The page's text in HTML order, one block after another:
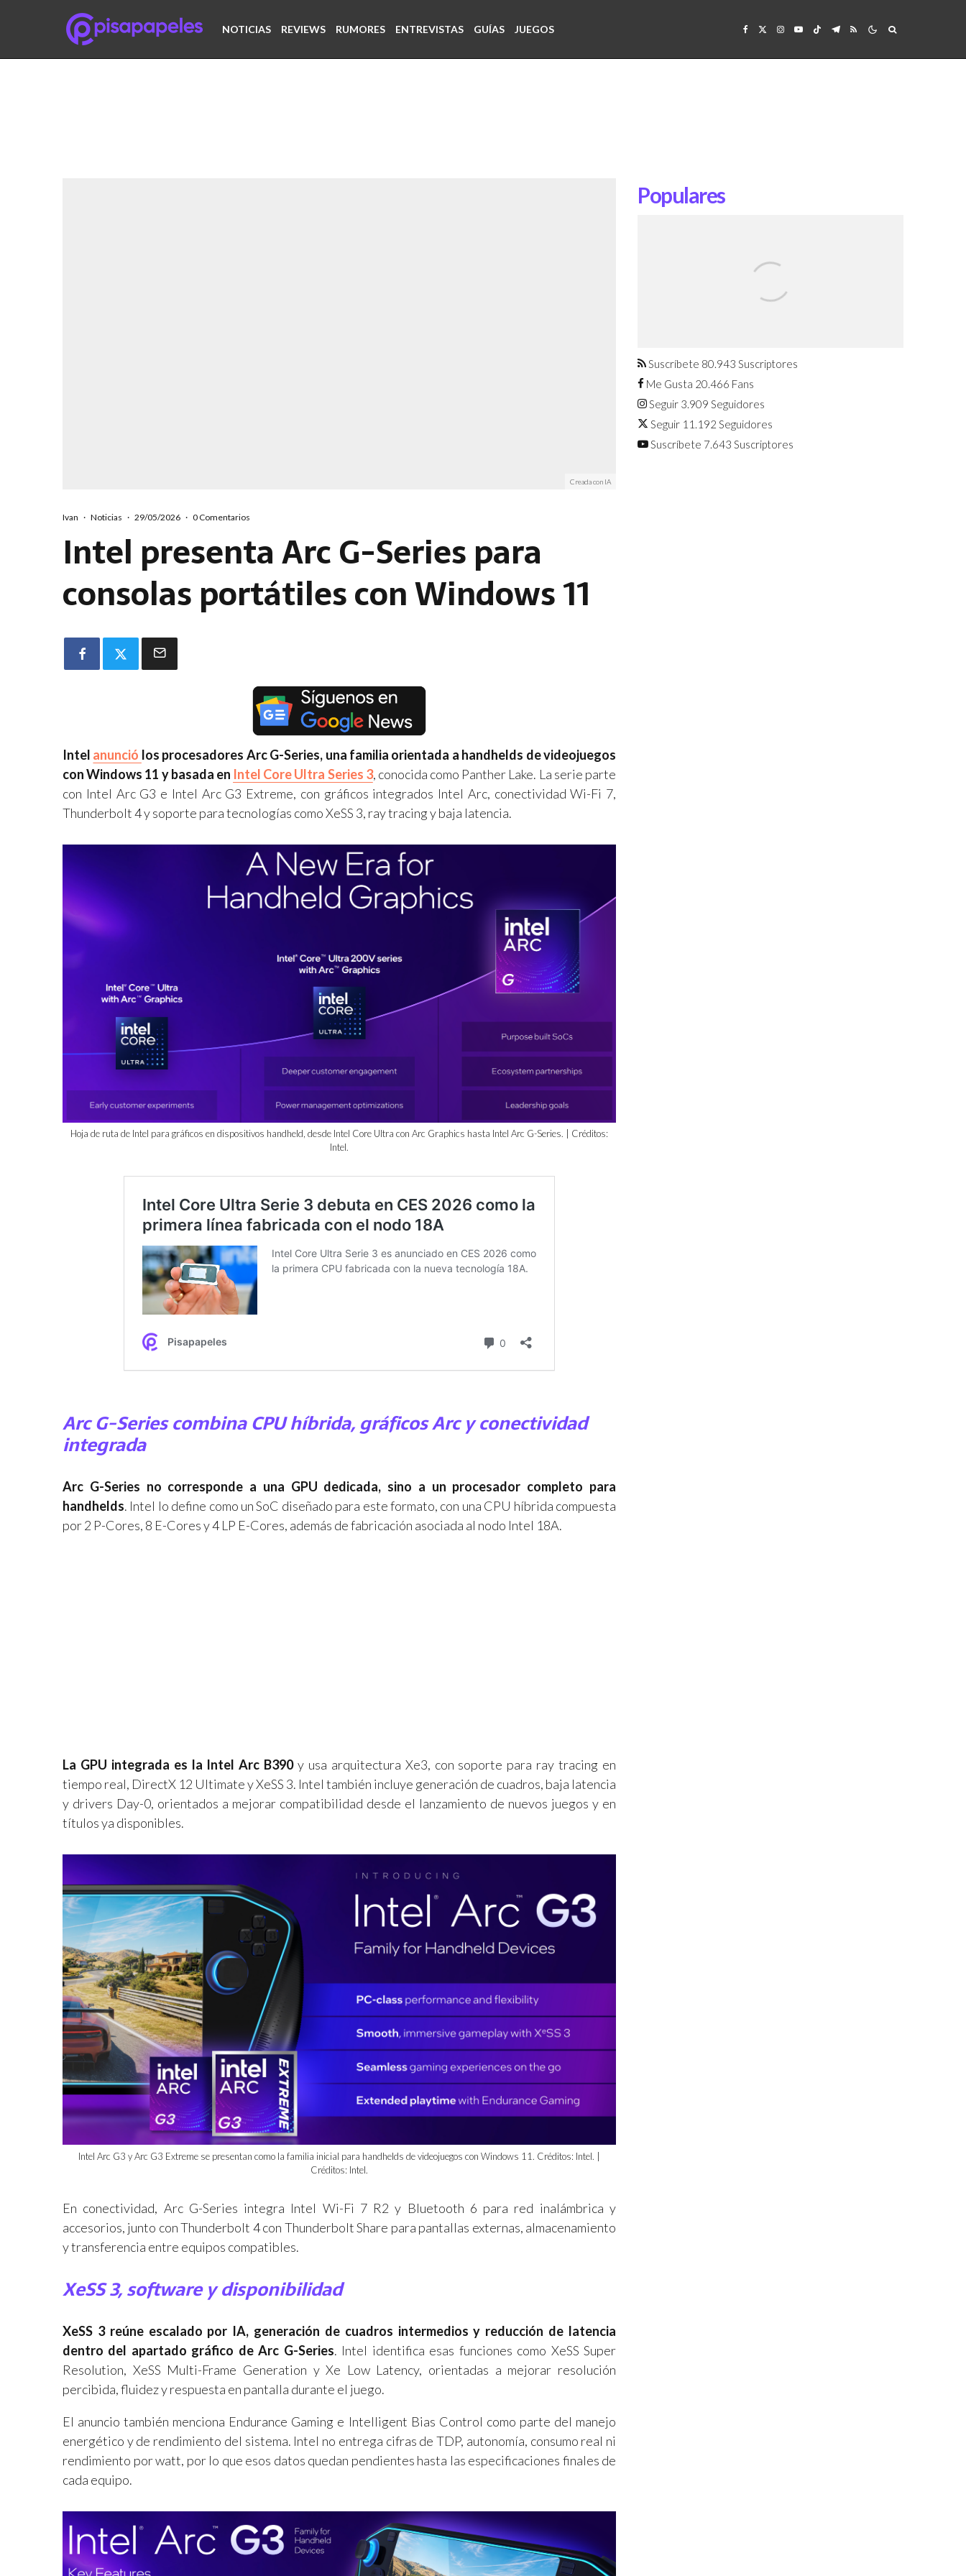
NOTICIAS REVIEWS RUMORES ENTREVISTAS GUÍAS JUEGOS
Creada con IA
Ivan · Noticias · 29/05/2026 · 0 Comentarios
Intel presenta Arc G-Series para
consolas portátiles con Windows 11
Intel anunció los procesadores Arc G-Series, una familia orientada a handhelds de videojuegos
con Windows 11 y basada en Intel Core Ultra Series 3, conocida como Panther Lake. La serie parte
con Intel Arc G3 e Intel Arc G3 Extreme, con gráficos integrados Intel Arc, conectividad Wi-Fi 7,
Thunderbolt 4 y soporte para tecnologías como XeSS 3, ray tracing y baja latencia.
Hoja de ruta de Intel para gráficos en dispositivos handheld, desde Intel Core Ultra con Arc Graphics hasta Intel Arc G-Series. | Créditos:
Intel.
Arc G-Series combina CPU híbrida, gráficos Arc y conectividad
integrada
Arc G-Series no corresponde a una GPU dedicada, sino a un procesador completo para
handhelds. Intel lo define como un SoC diseñado para este formato, con una CPU híbrida compuesta
por 2 P-Cores, 8 E-Cores y 4 LP E-Cores, además de fabricación asociada al nodo Intel 18A.
La GPU integrada es la Intel Arc B390y usa arquitectura Xe3, con soporte para ray tracing en
tiempo real, DirectX 12 Ultimate y XeSS 3. Intel también incluye generación de cuadros, baja latencia
y drivers Day-0, orientados a mejorar compatibilidad desde el lanzamiento de nuevos juegos y en
títulos ya disponibles.
Intel Arc G3 y Arc G3 Extreme se presentan como la familia inicial para handhelds de videojuegos con Windows 11. Créditos: Intel. |
Créditos: Intel.
En conectividad, Arc G-Series integra Intel Wi-Fi 7 R2 y Bluetooth 6 para red inalámbrica y
accesorios, junto con Thunderbolt 4 con Thunderbolt Share para pantallas externas, almacenamiento
y transferencia entre equipos compatibles.
XeSS 3, software y disponibilidad
XeSS 3 reúne escalado por IA, generación de cuadros intermedios y reducción de latencia
dentro del apartado gráfico de Arc G-Series. Intel identifica esas funciones como XeSS Super
Resolution, XeSS Multi-Frame Generation y Xe Low Latency, orientadas a mejorar resolución
percibida, fluidez y respuesta en pantalla durante el juego.
El anuncio también menciona Endurance Gaming e Intelligent Bias Control como parte del manejo
energético y de rendimiento del sistema. Intel no entrega cifras de TDP, autonomía, consumo real ni
rendimiento por watt, por lo que esos datos quedan pendientes hasta las especificaciones finales de
cada equipo.
Populares
agosto
Suscríbete 80.943 Suscriptores
Me Gusta 20.466 Fans
Seguir 3.909 Seguidores
Seguir 11.192 Seguidores
Suscríbete 7.643 Suscriptores